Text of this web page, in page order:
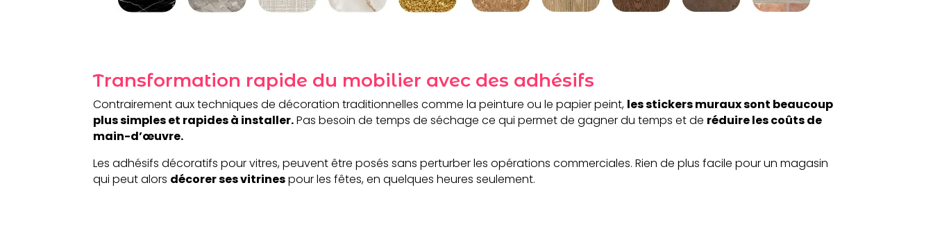
Transformation rapide du mobilier avec des adhésifs
Contrairement aux techniques de décoration traditionnelles comme la peinture ou le papier peint, les stickers muraux sont beaucoup
plus simples et rapides à installer.Pas besoin de temps de séchage ce qui permet de gagner du temps et de réduire les coûts de
main-d’œuvre.
Les adhésifs décoratifs pour vitres, peuvent être posés sans perturber les opérations commerciales. Rien de plus facile pour un magasin
qui peut alors décorer ses vitrinespour les fêtes, en quelques heures seulement.